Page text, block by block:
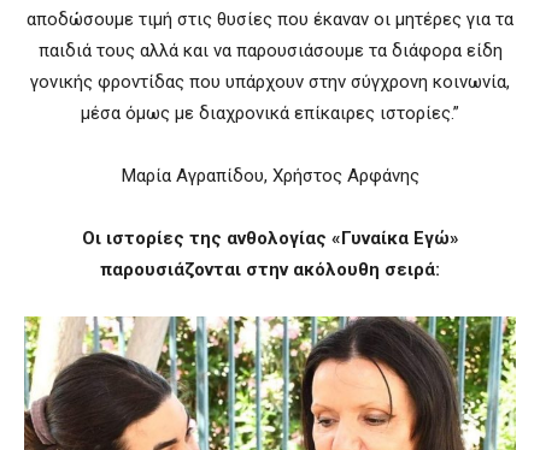
αποδώσουμε τιμή στις θυσίες που έκαναν οι μητέρες για τα
παιδιά τους αλλά και να παρουσιάσουμε τα διάφορα είδη
γονικής φροντίδας που υπάρχουν στην σύγχρονη κοινωνία,
μέσα όμως με διαχρονικά επίκαιρες ιστορίες.”
Μαρία Αγραπίδου, Χρήστος Αρφάνης
Οι ιστορίες της ανθολογίας «Γυναίκα Εγώ»
παρουσιάζονται στην ακόλουθη σειρά: